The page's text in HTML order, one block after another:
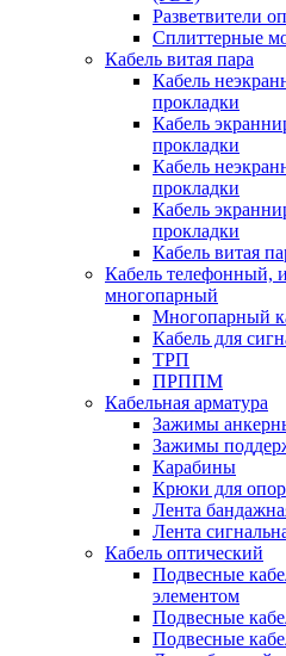
Разветвители
Сплиттерные
Кабель витая пара
Кабель
прокладки
Кабель
прокладки
Кабель
прокладки
Кабель
прокладки
Кабель витая
Кабель телефонный,
многопарный
Многопарный
Кабель для
ТРП
ПРППМ
Кабельная арматура
Зажимы
Зажимы
Карабины
Крюки для опор
Лента
Лента
Кабель оптический
Подвесные
элементом
Подвесные
Подвесные